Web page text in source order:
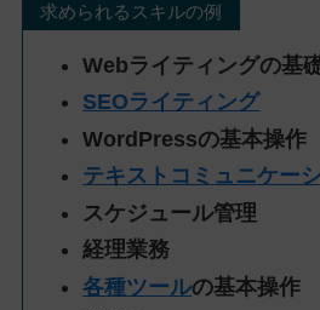
求められるスキルの例
Webライティングの基
SEOライティング
WordPressの基本操作
テキストコミュニケー
スケジュール管理
経理業務
各種ツールの基本操作